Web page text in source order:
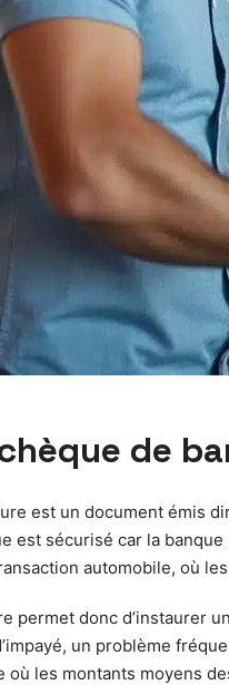
chèque de
est un document émis
est sécurisé car la
automobile, où
permet donc d’instaurer
un problème
où les montants moyens